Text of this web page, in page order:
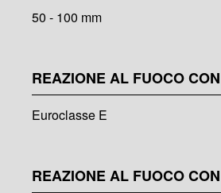
50 - 100 mm
REAZIONE AL FUOCO
Euroclasse E
REAZIONE AL FUOCO